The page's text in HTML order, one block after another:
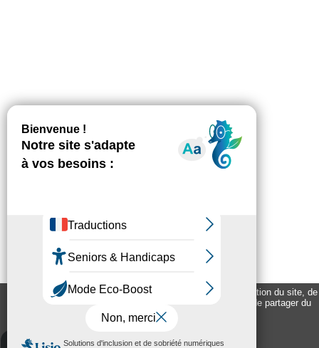
Ce site utilise des cookies afin de mesurer la fréquentation du site, de
vous proposer des contenus animés et interactifs et de partager du
contenu sur les réseaux sociaux.